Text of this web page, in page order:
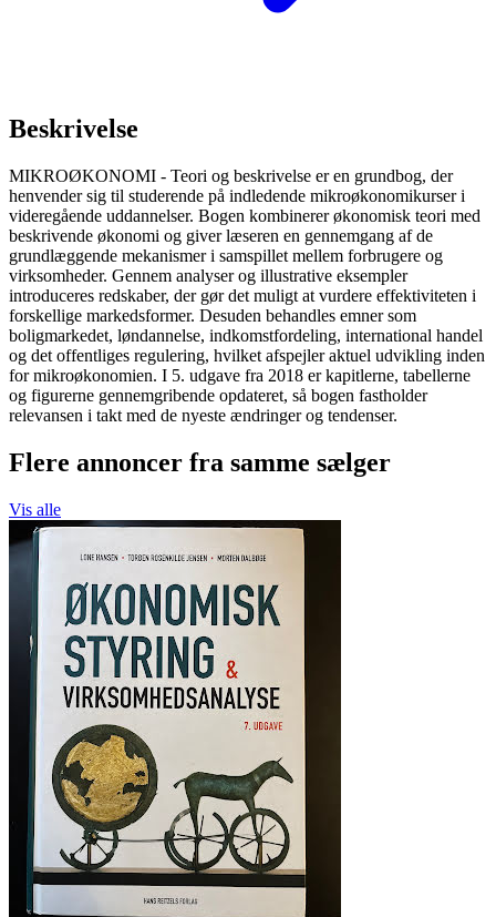
Beskrivelse
MIKROØKONOMI - Teori og beskrivelse er en grundbog, der
henvender sig til studerende på indledende mikroøkonomikurser i
videregående uddannelser. Bogen kombinerer økonomisk teori med
beskrivende økonomi og giver læseren en gennemgang af de
grundlæggende mekanismer i samspillet mellem forbrugere og
virksomheder. Gennem analyser og illustrative eksempler
introduceres redskaber, der gør det muligt at vurdere effektiviteten i
forskellige markedsformer. Desuden behandles emner som
boligmarkedet, løndannelse, indkomstfordeling, international handel
og det offentliges regulering, hvilket afspejler aktuel udvikling inden
for mikroøkonomien. I 5. udgave fra 2018 er kapitlerne, tabellerne
og figurerne gennemgribende opdateret, så bogen fastholder
relevansen i takt med de nyeste ændringer og tendenser.
Flere annoncer fra samme sælger
Vis alle